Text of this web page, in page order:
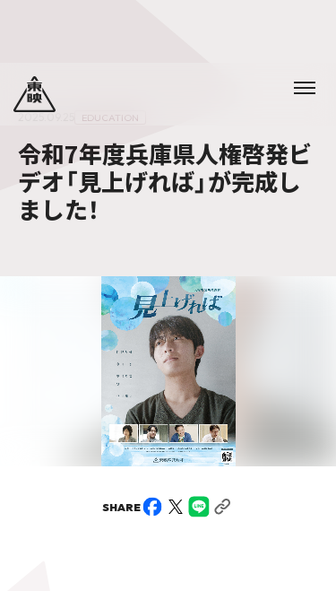
EDUCATION
令和7年度兵庫県人権啓発ビ
デオ「見上げれば」が完成し
ました！
SHARE